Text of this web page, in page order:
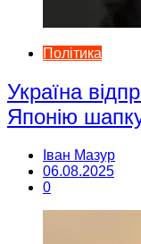
Політика
Україна
Японію
Іван Мазур
06.08.2025
0